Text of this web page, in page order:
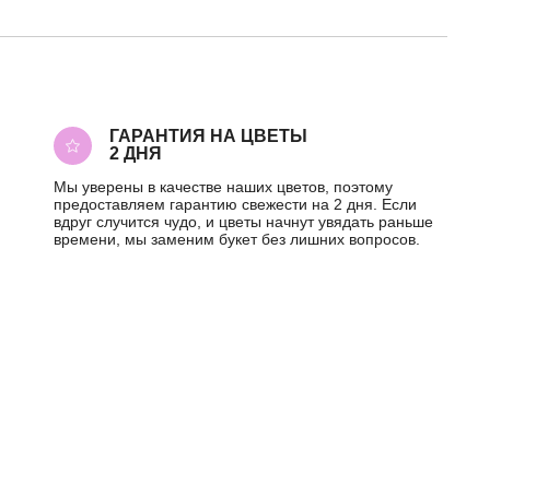
ГАРАНТИЯ НА ЦВЕТЫ
2 ДНЯ
Мы уверены в качестве наших цветов, поэтому
предоставляем гарантию свежести на 2 дня. Если
вдруг случится чудо, и цветы начнут увядать раньше
времени, мы заменим букет без лишних вопросов.